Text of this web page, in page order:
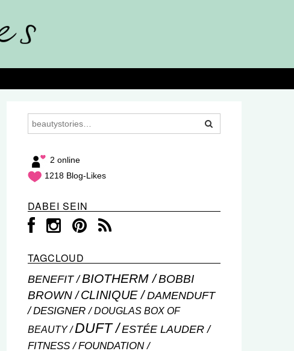
2 online
1218 Blog-Likes
DABEI SEIN
TAGCLOUD
BENEFIT BIOTHERM
BOBBI
BROWN
CLINIQUE DAMENDUFT
DESIGNER
DOUGLAS BOX OF
BEAUTY
DUFT
ESTÉE LAUDER
FITNESS
FOUNDATION